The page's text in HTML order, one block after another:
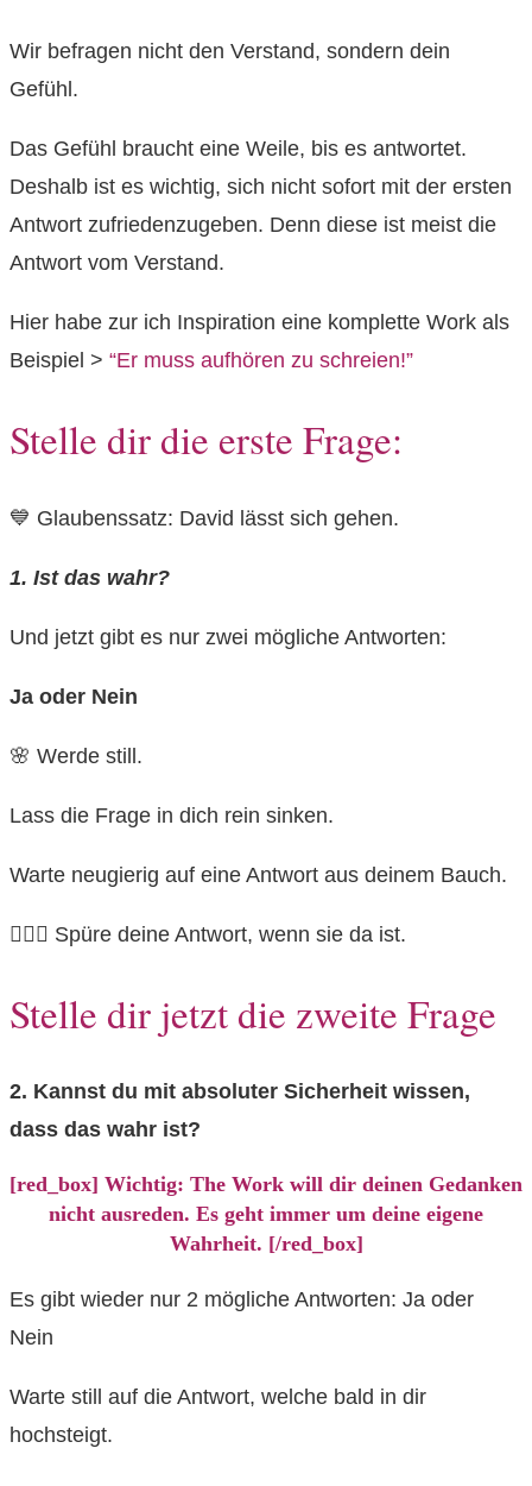
Wir befragen nicht den Verstand, sondern dein
Gefühl.
Das Gefühl braucht eine Weile, bis es antwortet.
Deshalb ist es wichtig, sich nicht sofort mit der ersten
Antwort zufriedenzugeben. Denn diese ist meist die
Antwort vom Verstand.
Hier habe zur ich Inspiration eine komplette Work als
Beispiel > “Er muss aufhören zu schreien!”
Stelle dir die erste Frage:
💙 Glaubenssatz: David lässt sich gehen.
1. Ist das wahr?
Und jetzt gibt es nur zwei mögliche Antworten:
Ja oder Nein
🌸 Werde still.
Lass die Frage in dich rein sinken.
Warte neugierig auf eine Antwort aus deinem Bauch.
🧘🏽‍♂️ Spüre deine Antwort, wenn sie da ist.
Stelle dir jetzt die zweite Frage
2. Kannst du mit absoluter Sicherheit wissen,
dass das wahr ist?
[red_box] Wichtig: The Work will dir deinen Gedanken
nicht ausreden. Es geht immer um deine eigene
Wahrheit. [/red_box]
Es gibt wieder nur 2 mögliche Antworten: Ja oder
Nein
Warte still auf die Antwort, welche bald in dir
hochsteigt.